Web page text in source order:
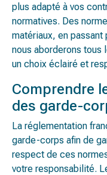
plus adapté à vos
normatives. Des
matériaux, en
nous aborderons tous
un choix éclairé et
Comprendre
des garde-
La réglementation
garde-corps afin de
respect de ces
votre responsabilité.